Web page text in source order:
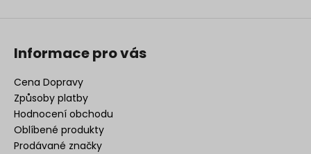
Informace pro vás
Cena Dopravy
Způsoby platby
Hodnocení obchodu
Oblíbené produkty
Prodávané značky